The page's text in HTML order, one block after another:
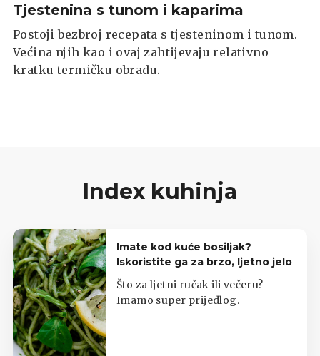
Tjestenina s tunom i kaparima
Postoji bezbroj recepata s tjesteninom i tunom.
Većina njih kao i ovaj zahtijevaju relativno
kratku termičku obradu.
Index kuhinja
Imate kod kuće bosiljak?
Iskoristite ga za brzo, ljetno jelo
Što za ljetni ručak ili večeru?
Imamo super prijedlog.